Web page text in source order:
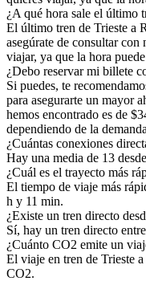
¿A qué hora sale el último
El último tren de Trieste a
asegúrate de consultar
viajar, ya que la hora
¿Debo reservar mi billete
Si puedes, te
para asegurarte un mayor
hemos encontrado es de
dependiendo de la
¿Cuántas conexiones
Hay una media de 13
¿Cuál es el trayecto más
El tiempo de viaje más
h y 11 min.
¿Existe un tren directo
Sí, hay un tren directo
¿Cuánto CO2 emite un
El viaje en tren de Trieste
CO2.